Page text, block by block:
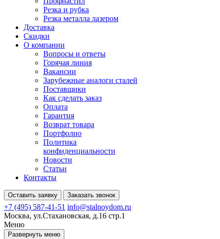
Резка и рубка
Резка металла лазером
Доставка
Скидки
О компании
Вопросы и ответы
Горячая линия
Вакансии
Зарубежные аналоги сталей
Поставщики
Как сделать заказ
Оплата
Гарантия
Возврат товара
Портфолио
Политика
конфиденциальности
Новости
Статьи
Контакты
Оставить заявку Заказать звонок
+7 (495) 587-41-51 info@stalnoydom.ru
Москва, ул.Стахановская, д.16 стр.1
Меню
Развернуть меню